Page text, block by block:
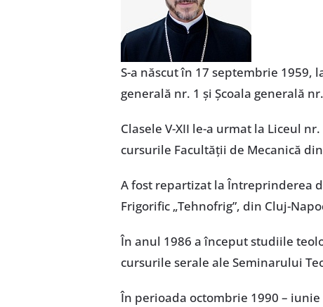
S-a născut în 17 septembrie 1959,
generală nr. 1 și Școala generală
Clasele V-XII le-a urmat la Liceul
cursurile Facultății de Mecanică
A fost repartizat la Întreprinderea
Frigorific „Tehnofrig”, din Cluj-
În anul 1986 a început studiile
cursurile serale ale Seminarului
În perioada octombrie 1990 –